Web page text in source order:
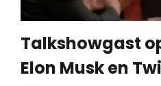
Talkshowgast
Elon Musk en